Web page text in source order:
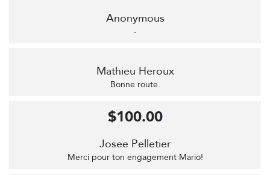
Anonymous
-
Mathieu Heroux
Bonne route.
Josee Pelletier
Merci pour ton engagement Mario!
$100.00